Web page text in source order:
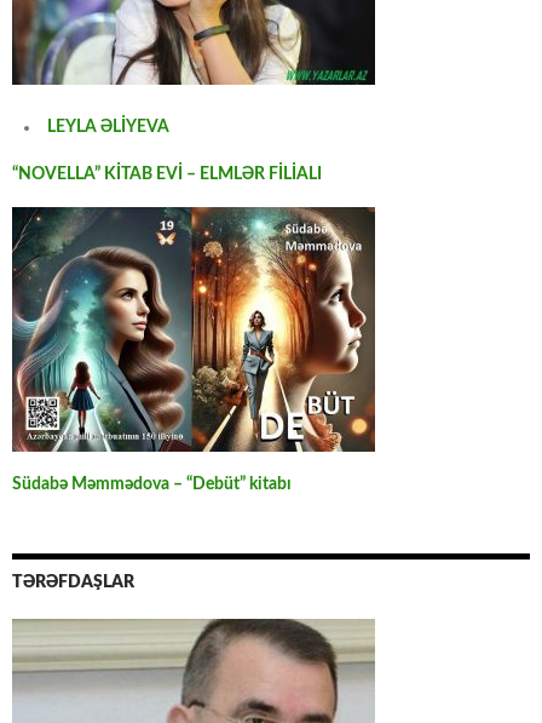
LEYLA ƏLİYEVA
“NOVELLA” KİTAB EVİ – ELMLƏR FİLİALI
Südabə Məmmədova – “Debüt” kitabı
TƏRƏFDAŞLAR